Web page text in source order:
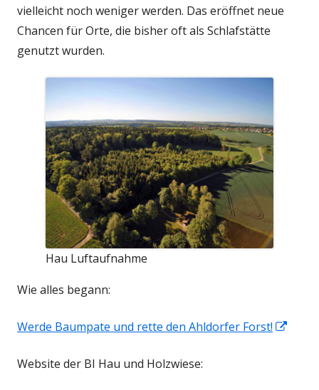
vielleicht noch weniger werden. Das eröffnet neue
Chancen für Orte, die bisher oft als Schlafstätte
genutzt wurden.
Hau Luftaufnahme
Wie alles begann:
Werde Baumpate und rette den Ahldorfer Forst!
Website der BI Hau und Holzwiese: